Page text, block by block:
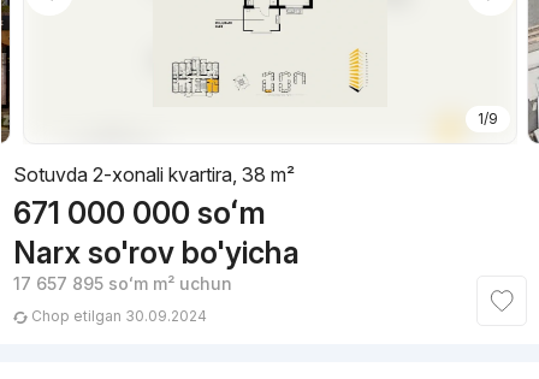
1/9
Sotuvda 2-xonali kvartira, 38 m²
671 000 000 soʻm
Narx so'rov bo'yicha
17 657 895 soʻmm² uchun
Chop etilgan 30.09.2024